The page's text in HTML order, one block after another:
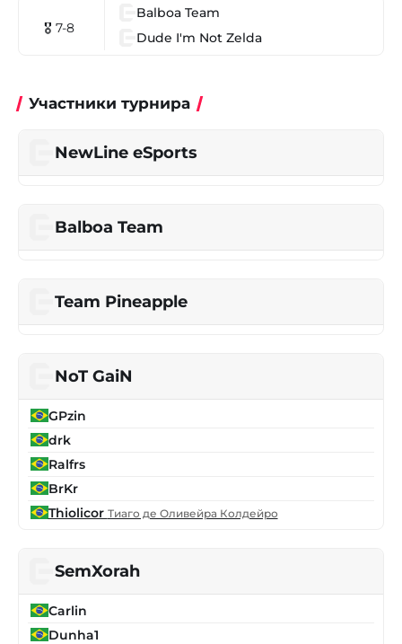
🎖 7-8
Balboa Team
Dude I'm Not Zelda
Участники турнира
NewLine eSports
Balboa Team
Team Pineapple
NoT GaiN
GPzin
drk
Ralfrs
BrKr
Thiolicor Тиаго де Оливейра Колдейро
SemXorah
Carlin
Dunha1